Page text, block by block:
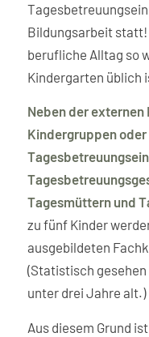
Bildungsarbeit
berufliche Alltag so
Kindergarten üblich
Neben der
Kindergruppen oder
Tagesmüttern und
zu fünf Kinder
ausgebildeten
(Statistisch
unter drei Jahre alt.)
Aus diesem Grund